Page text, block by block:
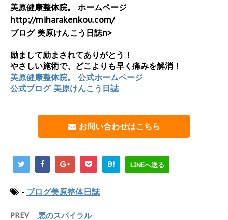
美原健康整体院。 ホームページ
http://miharakenkou.com/
ブログ 美原けんこう日誌n>
励まして励まされてありがとう！
やさしい施術で、どこよりも早く痛みを解消！
美原健康整体院。 公式ホームページ
公式ブログ 美原けんこう日誌
お問い合わせはこちら
B! LINEへ送る
- ブログ美原整体日誌
PREV 悪のスパイラル